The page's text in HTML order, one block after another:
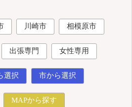
川崎市 相模原市
出張専門 女性専用
選択 市から選択
MAPから探す